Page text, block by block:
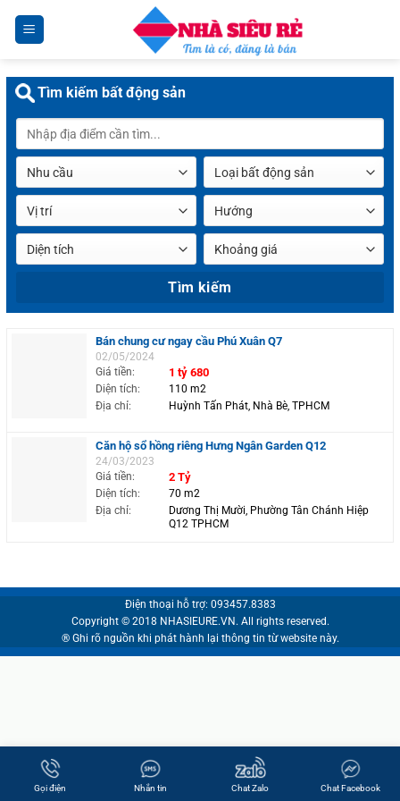
dung
Bán chung cư ngay cầu Phú Xuân Q7
02/05/2024
Giá tiền:
1 tỷ 680
Diện tích:
110 m2
Địa chỉ:
Huỳnh Tấn Phát, Nhà Bè, TPHCM
Căn hộ sổ hồng riêng Hưng Ngân Garden Q12
24/03/2023
Giá tiền:
2 Tỷ
Diện tích:
70 m2
Địa chỉ:
Dương Thị Mười, Phường Tân Chánh Hiệp
Q12 TPHCM
Tìm kiếm bất động sản
Điện thoại hỗ trợ: 093457.8383
Copyright © 2018 NHASIEURE.VN. All rights reserved.
® Ghi rõ nguồn khi phát hành lại thông tin từ website này.
Gọi điện Nhắn tin Chat Zalo Chat Facebook